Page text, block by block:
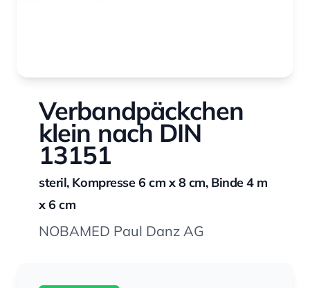
Verbandpäckchen
klein nach DIN
13151
steril, Kompresse 6 cm x 8 cm, Binde 4 m
x 6 cm
NOBAMED Paul Danz AG